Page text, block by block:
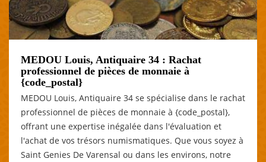
MEDOU Louis, Antiquaire 34 : Rachat
professionnel de pièces de monnaie à
{code_postal}
MEDOU Louis, Antiquaire 34 se spécialise dans le rachat
professionnel de pièces de monnaie à {code_postal},
offrant une expertise inégalée dans l'évaluation et
l'achat de vos trésors numismatiques. Que vous soyez à
Saint Genies De Varensal ou dans les environs, notre